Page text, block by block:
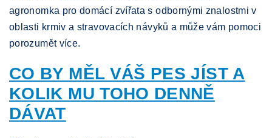
agronomka pro domácí zvířata s odbornými znalostmi v
oblasti krmiv a stravovacích návyků a může vám pomoci
porozumět více.
CO BY MĚL VÁŠ PES JÍST A
KOLIK MU TOHO DENNĚ
DÁVAT